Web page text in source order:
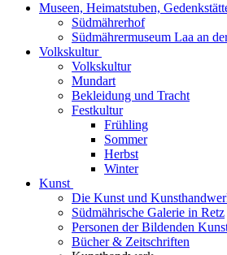
Museen, Heimatstuben,
Südmährerhof
Südmährermuseum Laa an
Volkskultur
Volkskultur
Mundart
Bekleidung und Tracht
Festkultur
Frühling
Sommer
Herbst
Winter
Kunst
Die Kunst und
Südmährische Galerie in Retz
Personen der Bildenden
Bücher & Zeitschriften